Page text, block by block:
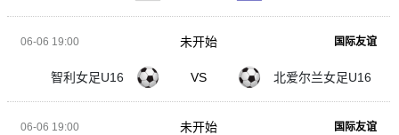
06-06 19:00 国际友谊
智利女足U16 VS 北爱尔兰女足U16
未开始
06-06 19:00 国际友谊
未开始